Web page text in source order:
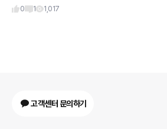
고민이네요 아시는분계시나요?
0
1 1,017
고객센터 문의하기